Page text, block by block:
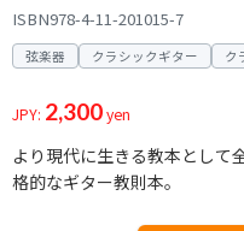
ISBN978-4-11-201015-7
弦楽器 クラシックギター ク
JPY: 2,300yen
より現代に生きる教本として
格的なギター教則本。